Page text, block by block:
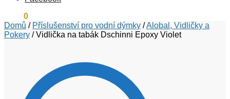
0
Domů / Příslušenství pro vodní dýmky /Alobal, Vidličky a
Pokery /Vidlička na tabák Dschinni Epoxy Violet